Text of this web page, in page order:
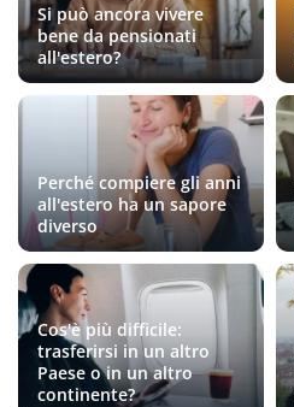
Si può ancora vivere
bene da pensionati
all'estero?
Perché compiere gli anni
all'estero ha un sapore
diverso
Cos'è più difficile:
trasferirsi in un altro
Paese o in un altro
continente?